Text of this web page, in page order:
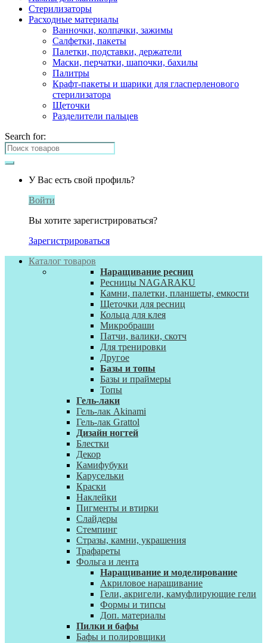
Стерилизаторы
Расходные материалы
Ванночки, колпачки, зажимы
Салфетки, пакеты
Палетки, подставки, держатели
Маски, перчатки, шапочки, бахилы
Палитры
Крафт-пакеты и шарики для гласперленового
стерилизатора
Щеточки
Разделители пальцев
Search for:
У Вас есть свой профиль?
Войти
Вы хотите зарегистрироваться?
Зарегистрироваться
Каталог товаров
Наращивание ресниц
Ресницы NAGARAKU
Камни, палетки, планшеты, емкости
Щеточки для ресниц
Кольца для клея
Микробраши
Патчи, валики, скотч
Для тренировки
Другое
Базы и топы
Базы и праймеры
Топы
Гель-лаки
Гель-лак Akinami
Гель-лак Grattol
Дизайн ногтей
Блестки
Декор
Камифубуки
Карусельки
Краски
Наклейки
Пигменты и втирки
Слайдеры
Стемпинг
Стразы, камни, украшения
Трафареты
Фольга и лента
Наращивание и моделирование
Акриловое наращивание
Гели, акригели, камуфлирующие гели
Формы и типсы
Доп. материалы
Пилки и бафы
Бафы и полировщики